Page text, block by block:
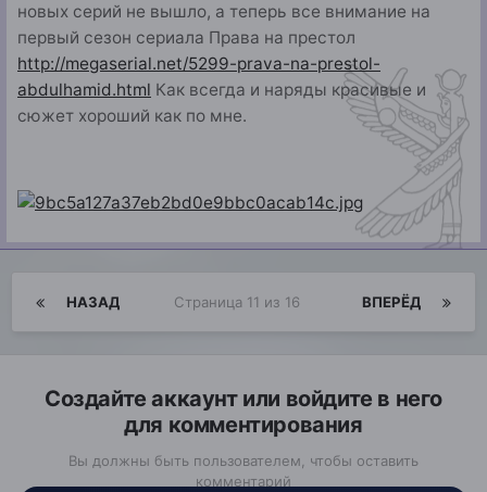
новых серий не вышло, а теперь все внимание на
первый сезон сериала Права на престол
http://megaserial.net/5299-prava-na-prestol-
abdulhamid.html Как всегда и наряды красивые и
сюжет хороший как по мне.
НАЗАД ВПЕРЁД
Страница 11 из 16
Создайте аккаунт или войдите в него
для комментирования
Вы должны быть пользователем, чтобы оставить
комментарий